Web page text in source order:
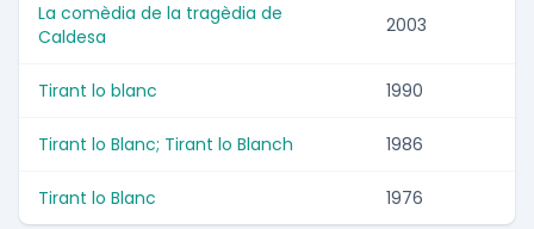
La comèdia de la tragèdia de
Caldesa
2003
Tirant lo blanc 1990
Tirant lo Blanc; Tirant lo Blanch 1986
Tirant lo Blanc 1976